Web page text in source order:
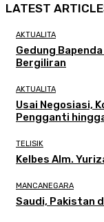
LATEST
AKTUALITA
Gedung Bapenda
Bergiliran
AKTUALITA
Usai Negosiasi,
Pengganti
TELISIK
Kelbes Alm.
MANCANEGARA
Saudi, Pakistan